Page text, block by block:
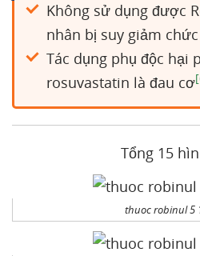
Không sử dụng được
nhân bị suy giảm
Tác dụng phụ độc hại
rosuvastatin là đau cơ
Tổng 15
thuoc robinul 5